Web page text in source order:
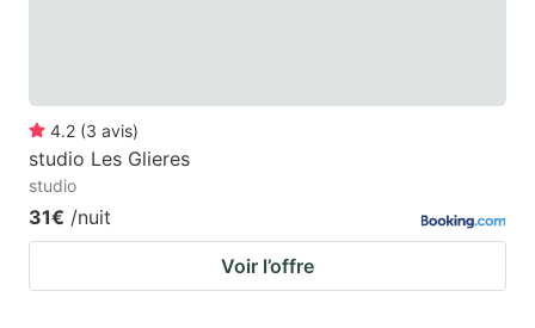
4.2 (3 avis)
studio Les Glieres
studio
31€ /nuit
Voir l’offre